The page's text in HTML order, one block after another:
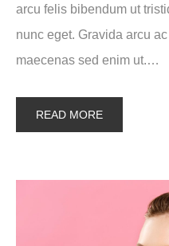
arcu felis bibendum ut
nunc eget. Gravida arcu
maecenas sed enim ut.…
READ MORE